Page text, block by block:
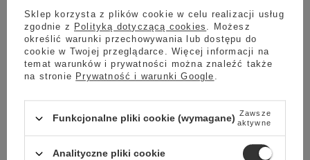
Autor artykułu:Paweł
Jako miłośnik kawy, dzieli się swoją wiedzą i
doświadczeniem, by inspirować innych do odkrywania
nowych smaków i metod parzenia. Jego artykuły to
Sklep korzysta z plików cookie w celu realizacji usług
zgodnie z Polityką dotyczącą cookies . Możesz
określić warunki przechowywania lub dostępu do
cookie w Twojej przeglądarce. Więcej informacji na
temat warunków i prywatności można znaleźć także
na stronie Prywatność i warunki Google .
Funkcjonalne pliki cookie (wymagane) Zawsze
aktywne
Analityczne pliki cookie